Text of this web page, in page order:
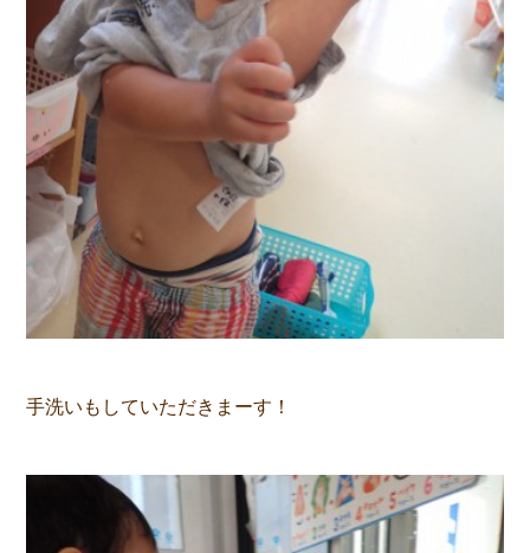
手洗いもしていただきまーす！